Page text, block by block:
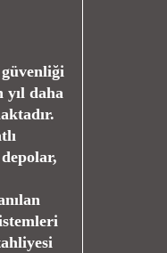
yıl daha